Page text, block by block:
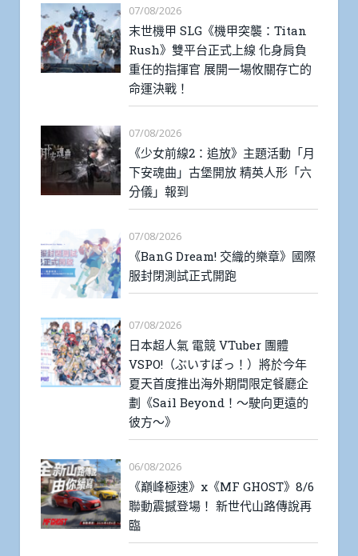
07/08/2026
末世機甲 SLG《機甲突襲：Titan
Rush》雙平台正式上線 化身肩負
重任的指揮官 展開一場攸關存亡的
命運決戰！
07/08/2026
《少女前線2：追放》主題活動「月
下安魂曲」古堡開放 精英人形「六
分儀」報到
07/08/2026
《BanG Dream! 交織的樂章》國際
服封閉測試正式開跑
07/08/2026
日本超人氣 電競 VTuber 團體
VSPO!（ぶいすぽっ！）將於今年
夏天首度推出海外期間限定餐廳企
劃《Sail Beyond！～駛向更遠的
彼方～》
06/08/2026
《巔峰極速》x《MF GHOST》8/6
聯動震撼登場！ 新世代山路傳說再
臨